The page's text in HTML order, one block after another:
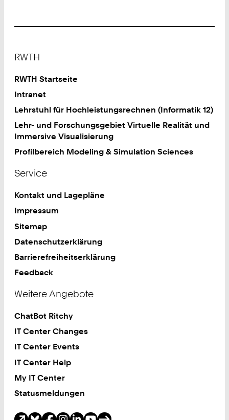
RWTH
RWTH Startseite
Intranet
Lehrstuhl für Hochleistungsrechnen (Informatik 12)
Lehr- und Forschungsgebiet Virtuelle Realität und
Immersive Visualisierung
Profilbereich Modeling & Simulation Sciences
Service
Kontakt und Lagepläne
Impressum
Sitemap
Datenschutzerklärung
Barrierefreiheitserklärung
Feedback
Weitere Angebote
ChatBot Ritchy
IT Center Changes
IT Center Events
IT Center Help
My IT Center
Statusmeldungen